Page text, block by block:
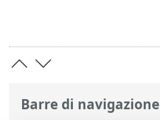
Barre di navigazione